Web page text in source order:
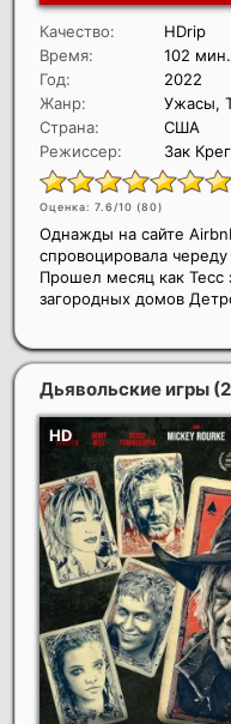
Качество:
HDrip
Время:
102 мин.
Год:
2022
Жанр:
Ужасы,
Страна:
США
Режиссер:
Зак
Оценка: 7.6/10 (80)
Однажды на сайте
спровоцировала
Прошел месяц как Тесс
загородных домов
Дьявольские игры